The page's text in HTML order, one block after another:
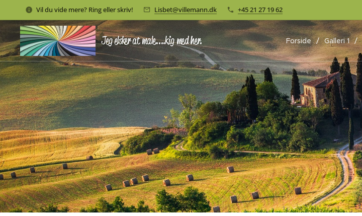
Vil du vide mere? Ring eller skriv! Lisbet@villemann.dk +45 21 27 19 62
Jeg elsker at male....kig med her. Forside Galleri 1